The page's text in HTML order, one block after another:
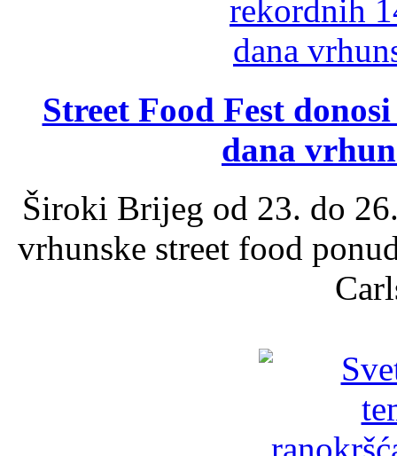
Street Food Fest
dana
Široki Brijeg od 23. do
vrhunske street food